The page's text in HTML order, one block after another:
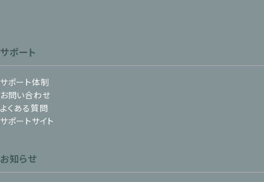
サポート
サポート体制
お問い合わせ
よくある質問
サポートサイト
お知らせ